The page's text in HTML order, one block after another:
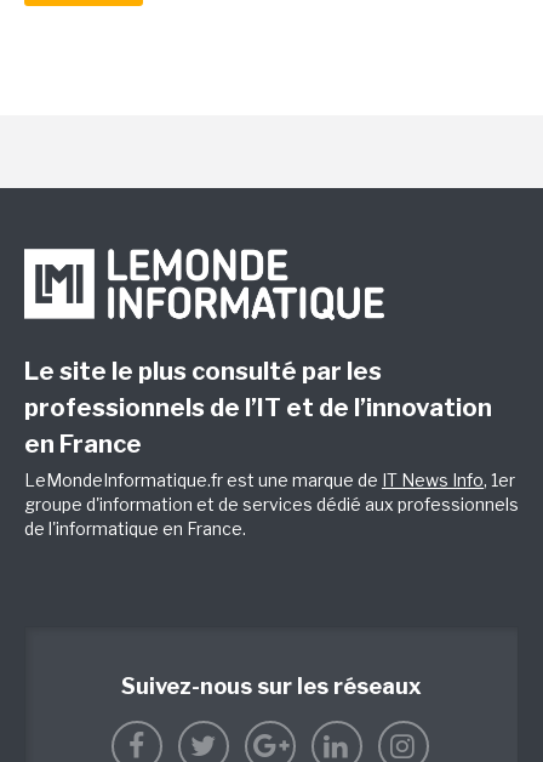
Le site le plus consulté par les
professionnels de l’IT et de l’innovation
en France
LeMondeInformatique.fr est une marque de IT News Info, 1er
groupe d'information et de services dédié aux professionnels
de l'informatique en France.
Suivez-nous sur les réseaux